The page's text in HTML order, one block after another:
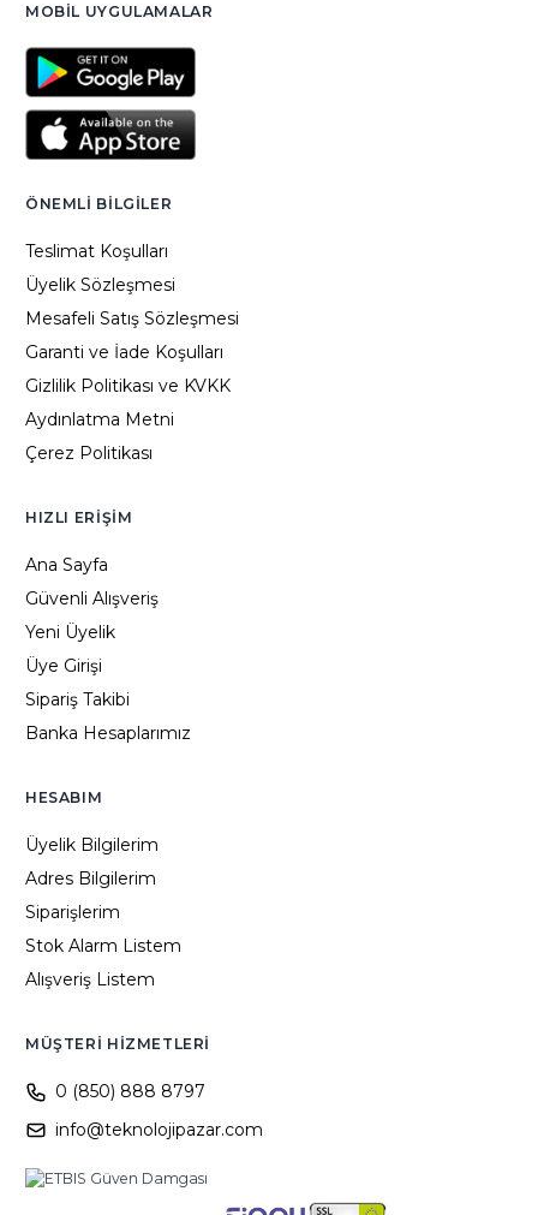
MOBIL UYGULAMALAR
ÖNEMLI BILGILER
Teslimat Koşulları
Üyelik Sözleşmesi
Mesafeli Satış Sözleşmesi
Garanti ve İade Koşulları
Gizlilik Politikası ve KVKK
Aydınlatma Metni
Çerez Politikası
HIZLI ERIŞIM
Ana Sayfa
Güvenli Alışveriş
Yeni Üyelik
Üye Girişi
Sipariş Takibi
Banka Hesaplarımız
HESABIM
Üyelik Bilgilerim
Adres Bilgilerim
Siparişlerim
Stok Alarm Listem
Alışveriş Listem
MÜŞTERI HIZMETLERI
0 (850) 888 8797
info@teknolojipazar.com